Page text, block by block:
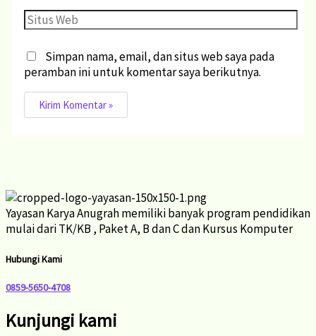
Simpan nama, email, dan situs web saya pada
peramban ini untuk komentar saya berikutnya.
Yayasan Karya Anugrah memiliki banyak program pendidikan
mulai dari TK/KB , Paket A, B dan C dan Kursus Komputer
Hubungi Kami
0859-5650-4708
Kunjungi kami